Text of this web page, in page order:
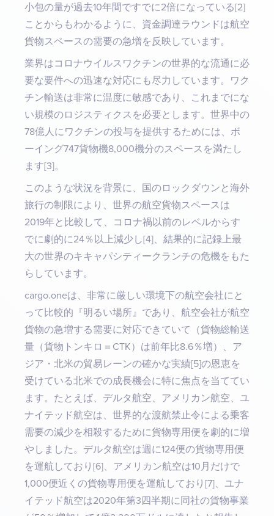
小包の量が過去10年間ですでに2倍になっている[2]
ことからもわかるように、資金調達ラウンドは航空
貨物スペースの需要の急増を反映しています。
業界はコロナウイルスワクチンの世界的な流通に必
要な要件への迅速な対応にも尽力しています。ワク
チン輸送は非常に温度に敏感であり、これまでにな
い規模のロジスティクスを必要とします。世界中の
78億人にワクチンの投与を提供するためには、ボ
ーイング747貨物機8,000機分のスペースを満たし
ます[3]。
このような状況を背景に、国のロックダウンと海外
旅行の制限により、世界の航空貨物スペースは
2019年と比較して、コロナ禍以前のレベルからす
でに劇的に24％以上減少し[4]、結果的に記録上最
大の世界のキキャパシティークランチの危機をもた
らしています。
cargo.oneは、非常に厳しい環境下の航空会社にと
って比較的『明るい場所』であり、航空会社が航空
貨物の急増する需要に対応できていて（貨物総輸送
量（貨物トンキロ＝CTK）は前年比8.6％増）、ア
ジア・北米の貿易レーンの確かな実績[5]の恩恵を
受けている北米での成長機会に特に焦点を当ててい
ます。たとえば、デルタ航空、アメリカン航空、ユ
ナイテッド航空は、世界的な渡航禁止令による乗客
需要の減少を相殺するために貨物専用便を劇的に増
やしました。デルタ航空は週に124便の貨物専用便
を運航しており[6]、アメリカン航空は10月だけで
1,000便近くの貨物専用便を運航しており[7]、ユナ
イテッド航空は2020年第3四半期に同社の貨物事業